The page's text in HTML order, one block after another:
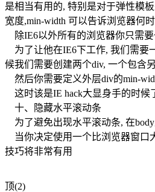
是相当有用的, 特别是对于弹性模
宽度,min-width 可以告诉浏览器何
除IE6以外所有的浏览器你只需要
为了让他在IE6下工作, 我们需要
候我们需要创建两个div, 一个包含
然后你需要定义外层div的min-
这时该是IE hack大显身手的时候
十、隐藏水平滚动条
为了避免出现水平滚动条, 在
当你决定使用一个比浏览器窗口
技巧将非常有用
顶(2)